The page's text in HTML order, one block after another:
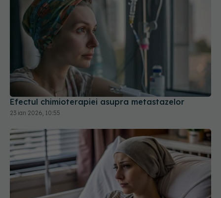
Efectul chimioterapiei asupra metastazelor
23 ian 2026, 10:55